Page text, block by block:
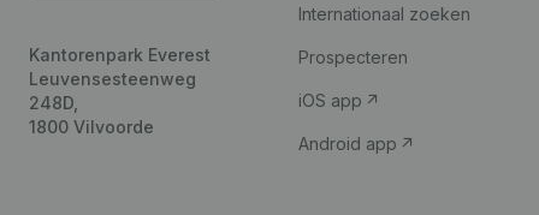
Kantorenpark Everest
Leuvensesteenweg
248D,
1800 Vilvoorde
Internationaal zoeken
Prospecteren
iOS app
Android app